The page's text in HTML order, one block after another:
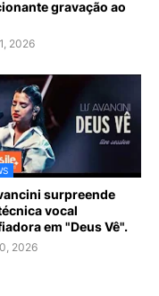
gravação ao
2026
surpreende
vocal
em "Deus Vê".
2026